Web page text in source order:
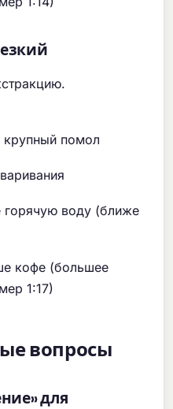
крупный помол
горячую воду (ближе
кофе (большее
1:17)
вопросы
для